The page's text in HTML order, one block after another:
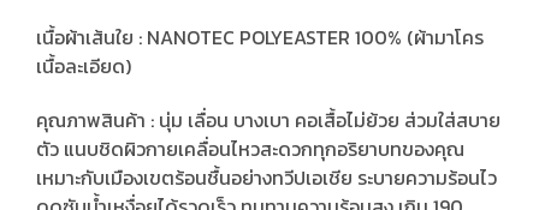
เนื้อผ้าเส้นใย : NANOTEC POLYEASTER 100% (ผ้ามาโคร
เนื้อละเอียด)
คุณภาพสินค้า : นุ่ม เลื่อน บางเบา คอเสื้อไม่ย้วย ส่วมใส่สบาย
ตัว แนบชิดผิวกายเคลื่อนไหวสะดวกทุกอริยาบทของคุณ
เหมาะกับเมืองเขตร้อนชื้นอย่างทวีปเอเชีย ระบายความร้อนไว